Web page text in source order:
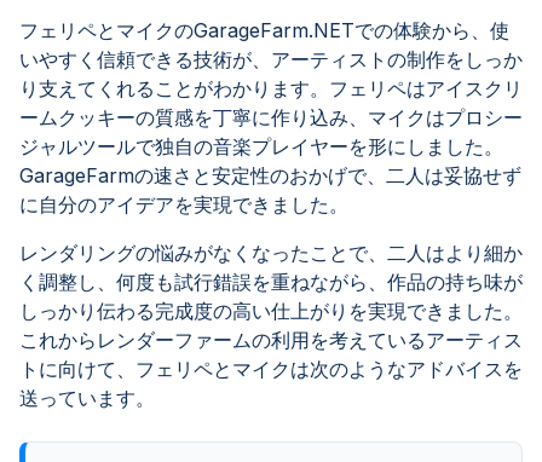
フェリペとマイクのGarageFarm.NETでの体験から、使
いやすく信頼できる技術が、アーティストの制作をしっか
り支えてくれることがわかります。フェリペはアイスクリ
ームクッキーの質感を丁寧に作り込み、マイクはプロシー
ジャルツールで独自の音楽プレイヤーを形にしました。
GarageFarmの速さと安定性のおかげで、二人は妥協せず
に自分のアイデアを実現できました。
レンダリングの悩みがなくなったことで、二人はより細か
く調整し、何度も試行錯誤を重ねながら、作品の持ち味が
しっかり伝わる完成度の高い仕上がりを実現できました。
これからレンダーファームの利用を考えているアーティス
トに向けて、フェリペとマイクは次のようなアドバイスを
送っています。